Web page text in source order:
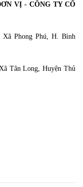
VỊ - CÔNG TY CỔ
Xã Phong Phú, H. Bình
Tân Long, Huyện Thủ